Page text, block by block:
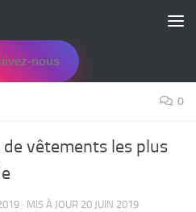
nous
0
vêtements les plus
· MIS À JOUR 20 JUIN 2019